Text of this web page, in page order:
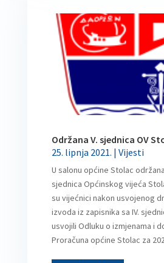
Održana V. sjednica OV
25. lipnja 2021. | Vijesti
U salonu općine Stolac
sjednica Općinskog vijeća
su vijećnici nakon usvojenog
izvoda iz zapisnika sa IV.
usvojili Odluku o izmjenama i
Proračuna općine Stolac za